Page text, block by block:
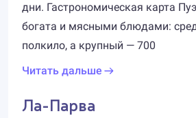
дни. Гастрономическая карта
богата и мясными блюдами:
полкило, а крупный — 700
Читать дальше
Ла-Парва